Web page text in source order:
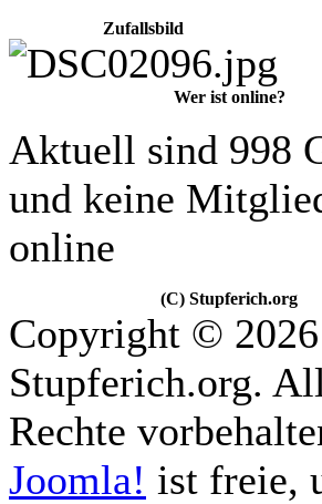
Zufallsbild
Wer ist online?
Aktuell sind 998
und keine
online
(C) Stupferich.org
Copyright © 2026
Stupferich.org.
Rechte
Joomla! ist freie,